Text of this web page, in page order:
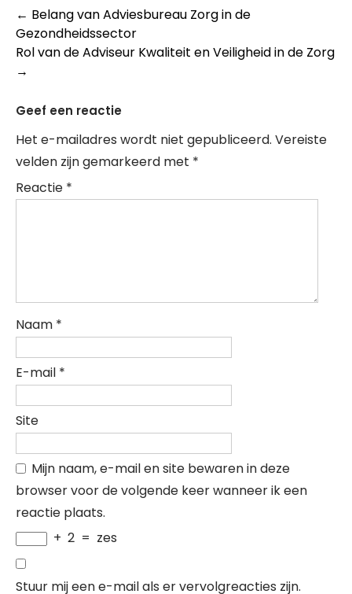
Post
navigation
← Belang van Adviesbureau Zorg in de
Gezondheidssector
Rol van de Adviseur Kwaliteit en Veiligheid in de Zorg
→
Geef een reactie
Het e-mailadres wordt niet gepubliceerd. Vereiste
velden zijn gemarkeerd met *
Reactie *
Naam *
E-mail *
Site
Mijn naam, e-mail en site bewaren in deze
browser voor de volgende keer wanneer ik een
reactie plaats.
+ 2 = zes
Stuur mij een e-mail als er vervolgreacties zijn.